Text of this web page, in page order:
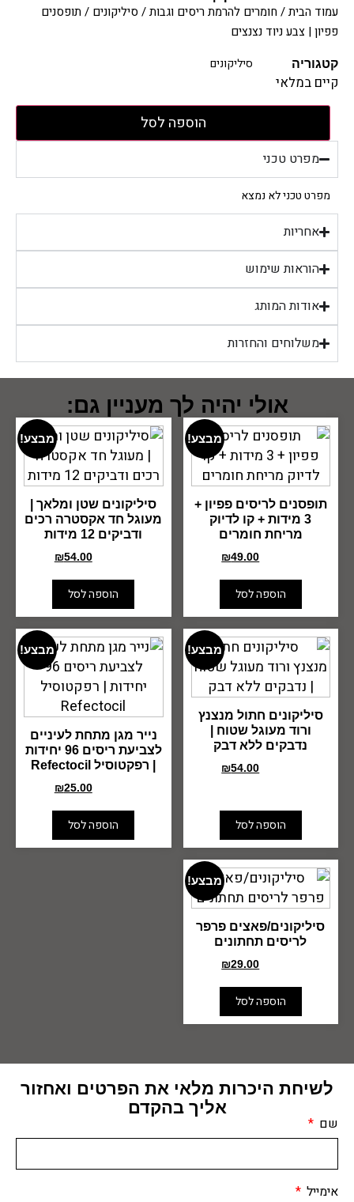
עמוד הבית/ חומרים להרמת ריסים וגבות/ סיליקונים / תופסנים
פפיון | צבע ניוד נצנצים
קטגוריה סיליקונים
קיים במלאי
הוספה לסל
מפרט טכני
מפרט טכני לא נמצא
אחריות
הוראות שימוש
אודות המותג
משלוחים והחזרות
אולי יהיה לך מעניין גם:
מבצע!
תופסנים לריסים פפיון +
3 מידות + קו לדיוק
מריחת חומרים
₪49.00
הוספה לסל
מבצע!
סיליקונים שטן ומלאך |
מעוגל חד אקסטרה רכים
ודביקים 12 מידות
₪54.00
הוספה לסל
מבצע!
סיליקונים חתול מנצנץ
ורוד מעוגל שטוח |
נדבקים ללא דבק
₪54.00
הוספה לסל
מבצע!
נייר מגן מתחת לעיניים
לצביעת ריסים 96 יחידות
| רפקטוסיל Refectocil
₪25.00
הוספה לסל
מבצע!
סיליקונים/פאצים פרפר
לריסים תחתונים
₪29.00
הוספה לסל
לשיחת היכרות מלאי את הפרטים ואחזור
אליך בהקדם
שם
אימייל